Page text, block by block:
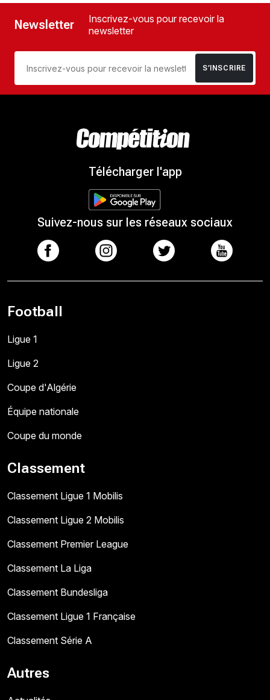
Newsletter
Inscrivez-vous pour recevoir la
newsletter
S’INSCRIRE
Télécharger l'app
Suivez-nous sur les réseaux sociaux
Football
Ligue 1
Ligue 2
Coupe d'Algérie
Équipe nationale
Coupe du monde
Classement
Classement Ligue 1 Mobilis
Classement Ligue 2 Mobilis
Classement Premier League
Classement La Liga
Classement Bundesliga
Classement Ligue 1 Française
Classement Série A
Autres